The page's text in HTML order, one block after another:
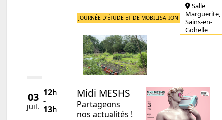
JOURNÉE D'ÉTUDE ET DE MOBILISATION
Salle
Marguerite,
Sains-en-
Gohelle
03
juil.
12h
-
13h
Midi MESHS
Partageons
nos actualités !